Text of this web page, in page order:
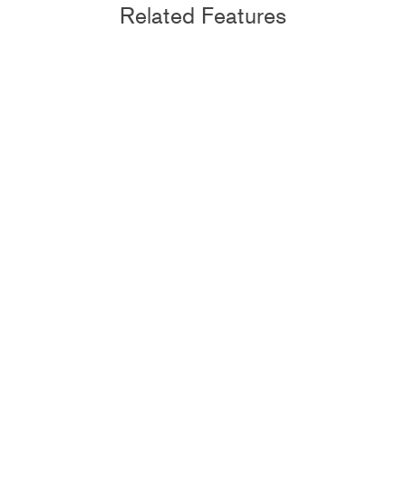
Related Features